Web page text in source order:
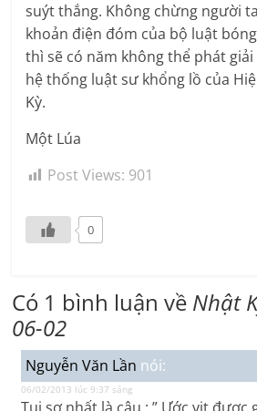
suýt thắng. Không chừng người
khoản điện đóm của bộ luật
thì sẽ có năm không thể phát
hệ thống luật sư khổng lồ của
Kỳ.
Một Lúa
Post Views: 901
0
Có 1 bình luận về Nhật
06-02
Nguyễn Văn Lần nói:
06/02/2013 lúc 9:37 sáng